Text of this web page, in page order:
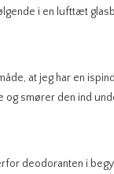
i en lufttæt
at jeg har en
og smører den ind
deodoranten i